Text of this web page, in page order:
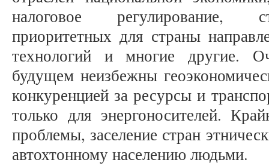
налоговое регулирование,
приоритетных для страны
технологий и многие другие.
будущем неизбежны
конкуренцией за ресурсы и
только для энергоносителей.
проблемы, заселение стран
автохтонному населению людьми.